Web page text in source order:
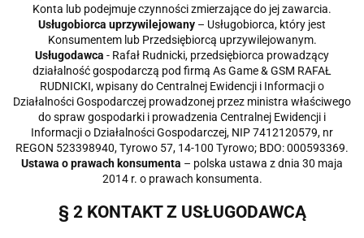
Konta lub podejmuje czynności zmierzające do jej zawarcia.
Usługobiorca uprzywilejowany – Usługobiorca, który jest
Konsumentem lub Przedsiębiorcą uprzywilejowanym.
Usługodawca - Rafał Rudnicki, przedsiębiorca prowadzący
działalność gospodarczą pod firmą As Game & GSM RAFAŁ
RUDNICKI, wpisany do Centralnej Ewidencji i Informacji o
Działalności Gospodarczej prowadzonej przez ministra właściwego
do spraw gospodarki i prowadzenia Centralnej Ewidencji i
Informacji o Działalności Gospodarczej, NIP 7412120579, nr
REGON 523398940, Tyrowo 57, 14-100 Tyrowo; BDO: 000593369.
Ustawa o prawach konsumenta – polska ustawa z dnia 30 maja
2014 r. o prawach konsumenta.
§ 2 KONTAKT Z USŁUGODAWCĄ